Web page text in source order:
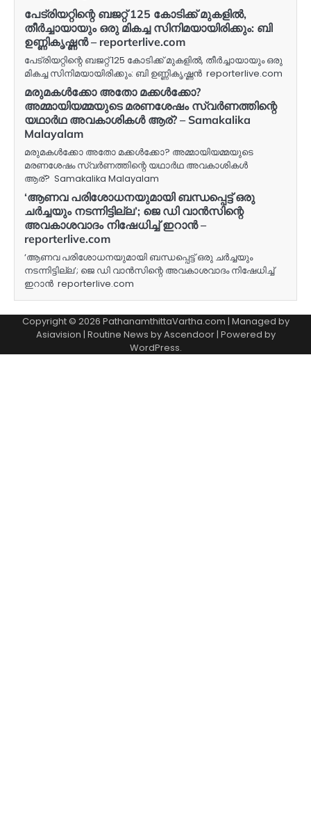
പേട്രിയറ്റിന്റെ ബജറ്റ് 125 കോടിക്ക് മുകളിൽ,
തീർച്ചായായും ഒരു മികച്ച സിനിമയായിരിക്കും: ബി
ഉണ്ണികൃഷ്ണൻ – reporterlive.com
പേട്രിയറ്റിന്റെ ബജറ്റ് 125 കോടിക്ക് മുകളിൽ, തീർച്ചായായും ഒരു
മികച്ച സിനിമയായിരിക്കും: ബി ഉണ്ണികൃഷ്ണൻ reporterlive.com
മരുമകൾക്കോ അതോ മക്കൾക്കോ?
അമ്മായിയമ്മയുടെ മരണശേഷം സ്വർണത്തിന്റെ
യഥാർഥ അവകാശികൾ ആര്? – Samakalika
Malayalam
മരുമകൾക്കോ അതോ മക്കൾക്കോ? അമ്മായിയമ്മയുടെ
മരണശേഷം സ്വർണത്തിന്റെ യഥാർഥ അവകാശികൾ
ആര്? Samakalika Malayalam
‘ആണവ പരിശോധനയുമായി ബന്ധപ്പെട്ട് ഒരു
ചര്‍ച്ചയും നടന്നിട്ടില്ല’; ജെ ഡി വാന്‍സിന്റെ
അവകാശവാദം നിഷേധിച്ച് ഇറാന്‍ –
reporterlive.com
‘ആണവ പരിശോധനയുമായി ബന്ധപ്പെട്ട് ഒരു ചര്‍ച്ചയും
നടന്നിട്ടില്ല’; ജെ ഡി വാന്‍സിന്റെ അവകാശവാദം നിഷേധിച്ച്
ഇറാന്‍ reporterlive.com
Copyright © 2026 PathanamthittaVartha.com | Managed by
Asiavision | Routine News byAscendoor| Powered by
WordPress.